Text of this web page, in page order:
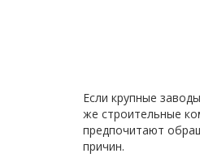
Если крупные
же строительные
предпочитают
причин.